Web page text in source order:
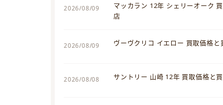
2026/08/09
マッカラン 12年 シェリーオーク
店
2026/08/09 ヴーヴクリコ イエロー 買取価格
2026/08/08 サントリー 山崎 12年 買取価格と